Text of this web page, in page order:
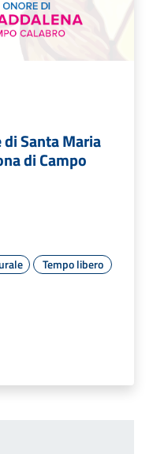
Santa Maria
di Campo
Tempo libero